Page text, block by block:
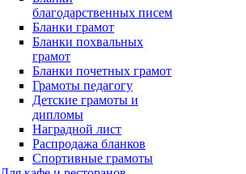
благодарственных писем
Бланки грамот
Бланки похвальных
грамот
Бланки почетных грамот
Грамоты педагогу
Детские грамоты и
дипломы
Наградной лист
Распродажа бланков
Спортивные грамоты